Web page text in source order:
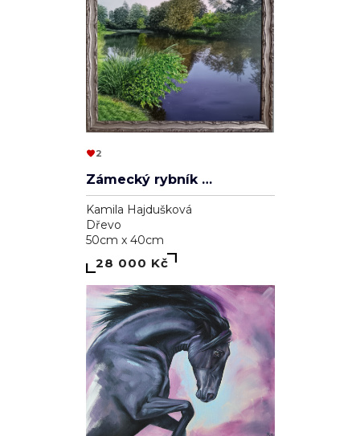
2
Zámecký rybník v Lednici
Kamila Hajdušková
Dřevo
50cm x 40cm
28 000 Kč